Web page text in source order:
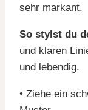
sehr markant.
So stylst du
und klaren
und lebendig.
• Ziehe ein